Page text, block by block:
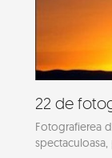
22 de
Fotografierea
spectaculoasa,